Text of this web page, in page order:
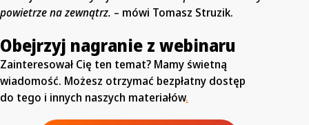
powietrze na zewnątrz. – mówi Tomasz Struzik.
Obejrzyj nagranie z webinaru
Zainteresował Cię ten temat? Mamy świetną
wiadomość. Możesz otrzymać bezpłatny dostęp
do tego i innych naszych materiałów.